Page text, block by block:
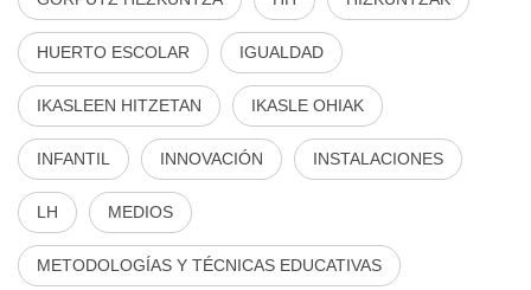
HUERTO ESCOLAR IGUALDAD
IKASLEEN HITZETAN IKASLE OHIAK
INFANTIL INNOVACIÓN INSTALACIONES
LH MEDIOS
METODOLOGÍAS Y TÉCNICAS EDUCATIVAS